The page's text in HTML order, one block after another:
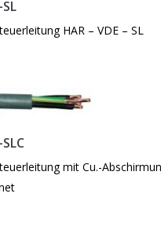
HAR – VDE – SL
mit Cu.-